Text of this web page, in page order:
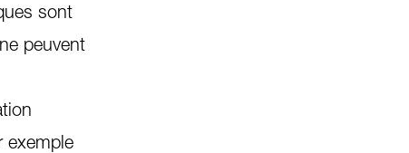
sont
peuvent
exemple